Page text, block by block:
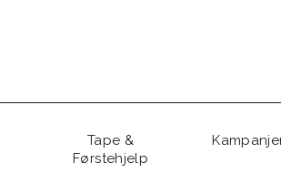
Tape &
Førstehjelp